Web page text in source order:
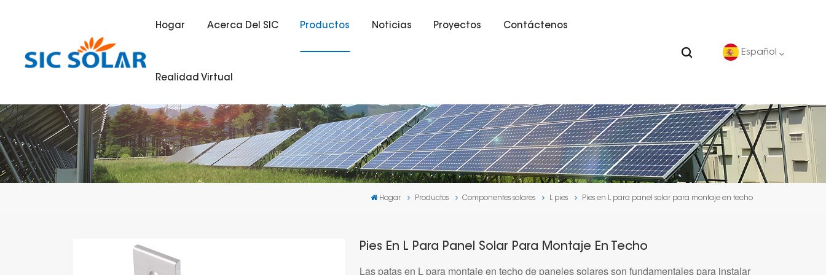
Hogar Acerca Del SIC Productos Noticias Proyectos Contáctenos
Realidad Virtual
Español
English
Deutsch
español
português
Hogar Productos Componentes solares L pies Pies en L para panel solar para montaje en techo
Pies En L Para Panel Solar Para Montaje En Techo
Las patas en L para montaje en techo de paneles solares son fundamentales para instalar